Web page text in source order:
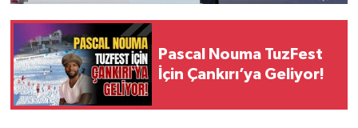
Pascal Nouma TuzFest
İçin Çankırı’ya Geliyor!